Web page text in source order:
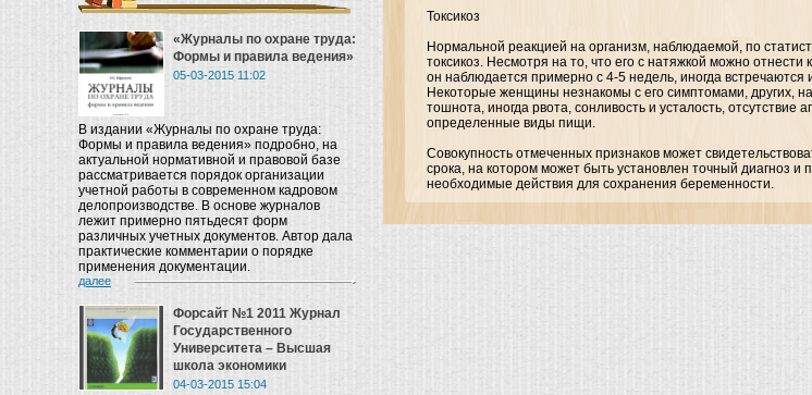
«Журналы по охране труда:
Формы и правила ведения»
05-03-2015 11:02
В издании «Журналы по охране труда:
Формы и правила ведения» подробно, на
актуальной нормативной и правовой базе
рассматривается порядок организации
учетной работы в современном кадровом
делопроизводстве. В основе журналов
лежит примерно пятьдесят форм
различных учетных документов. Автор дала
практические комментарии о порядке
применения документации.
далее
Форсайт №1 2011 Журнал
Государственного
Университета – Высшая
школа экономики
04-03-2015 15:04
Токсикоз
Нормальной реакцией на организм, наблюдаемой, по
токсикоз. Несмотря на то, что его с натяжкой можно
он наблюдается примерно с 4-5 недель, иногда встречаются
Некоторые женщины незнакомы с его симптомами, других,
тошнота, иногда рвота, сонливость и усталость, отсутствие
определенные виды пищи.
Совокупность отмеченных признаков может
срока, на котором может быть установлен точный диагноз
необходимые действия для сохранения беременности.